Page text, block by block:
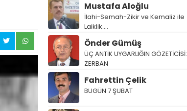
Mustafa Aloğlu
İlahi-Semah-Zikir ve Kemaliz ile
Laiklik….
Önder Gümüş
ÜÇ ANTİK UYGARLIĞIN GÖZETİCİSİ:
ZERBAN
Fahrettin Çelik
BUGÜN 7 ŞUBAT